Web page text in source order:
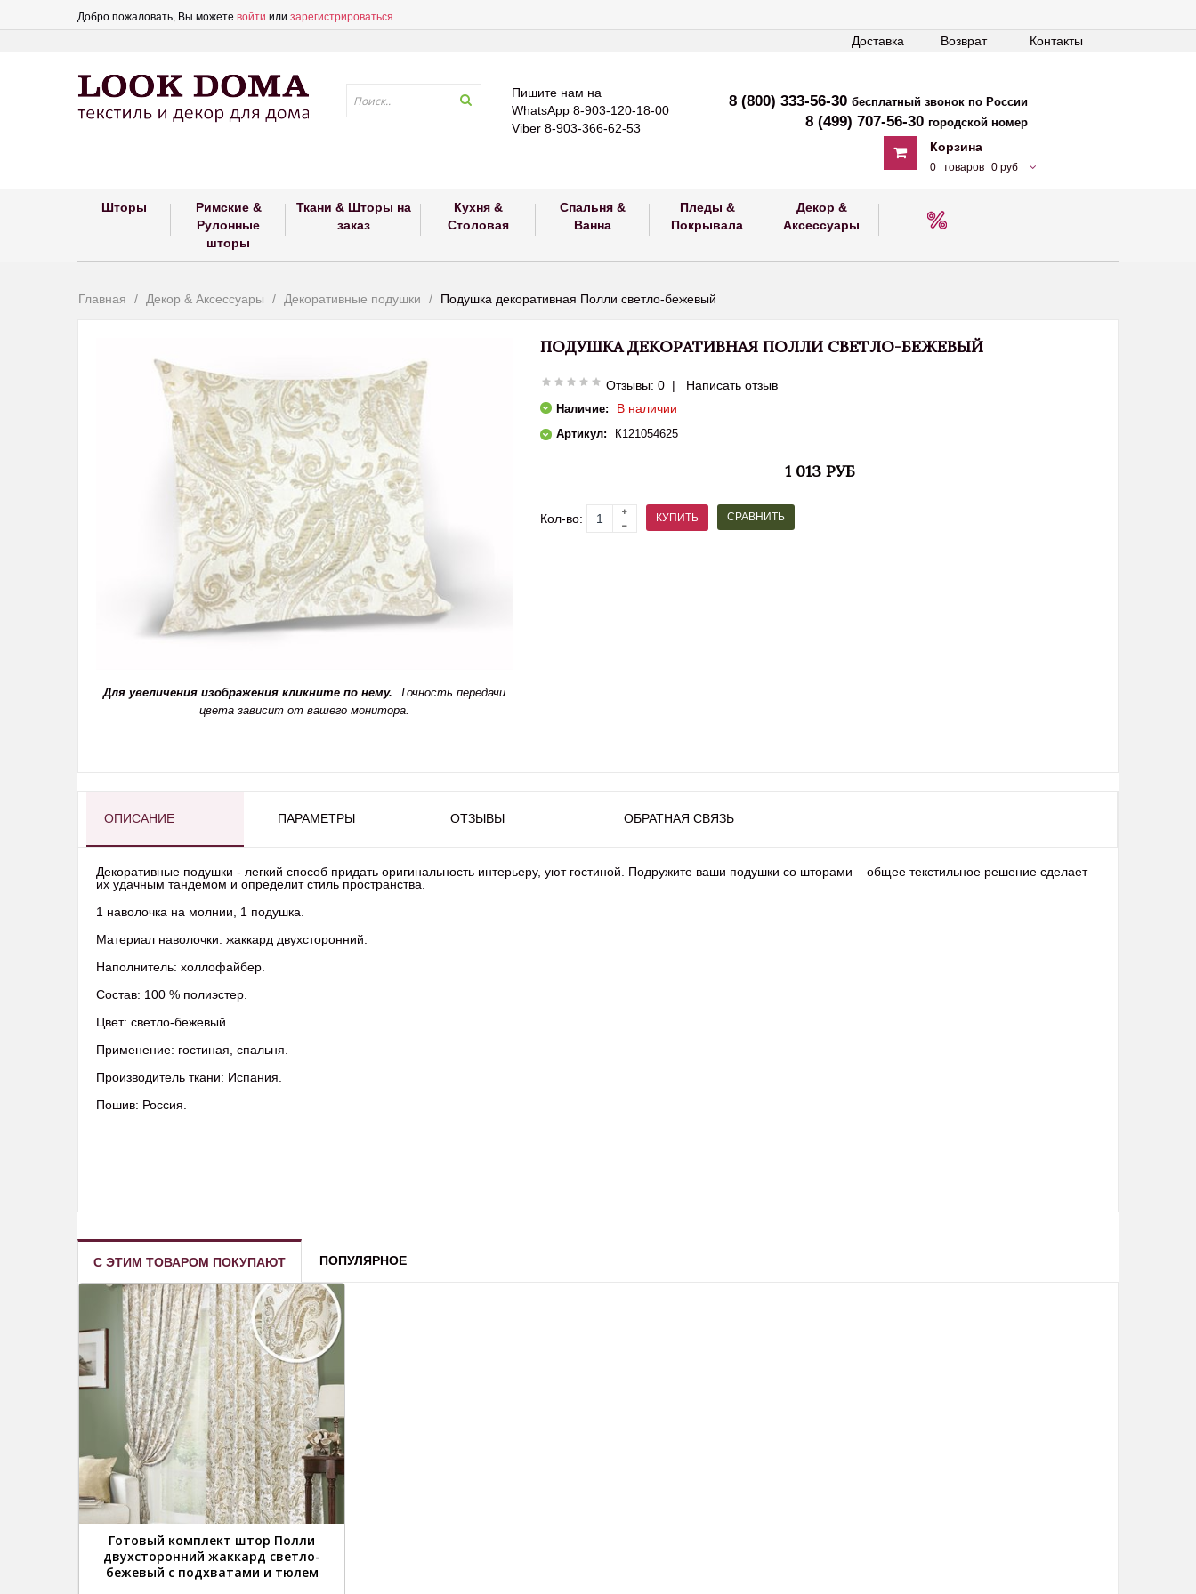
Добро пожаловать, Вы можете войти или зарегистрироваться
Контакты
Возврат
Доставка
Пишите нам на
WhatsApp 8-903-120-18-00
Viber 8-903-366-62-53
8 (800) 333-56-30 бесплатный звонок по России
8 (499) 707-56-30 городской номер
Корзина
0 товаров 0 руб
Шторы
Римские &
Рулонные
шторы
Ткани & Шторы на
заказ
Кухня &
Столовая
Спальня &
Ванна
Пледы &
Покрывала
Декор &
Аксессуары
Главная Декор & Аксессуары Декоративные подушки Подушка декоративная Полли светло-бежевый
Для увеличения изображения кликните по нему. Точность передачи
цвета зависит от вашего монитора.
ПОДУШКА ДЕКОРАТИВНАЯ ПОЛЛИ СВЕТЛО-БЕЖЕВЫЙ
Отзывы: 0| Написать отзыв
Наличие: В наличии
Артикул: К121054625
1 013 РУБ
Кол-во: КУПИТЬ СРАВНИТЬ
ОПИСАНИЕ ПАРАМЕТРЫ ОТЗЫВЫ ОБРАТНАЯ СВЯЗЬ
Декоративные подушки - легкий способ придать оригинальность интерьеру, уют гостиной. Подружите ваши подушки со шторами – общее текстильное решение сделает
их удачным тандемом и определит стиль пространства.
1 наволочка на молнии, 1 подушка.
Материал наволочки: жаккард двухсторонний.
Наполнитель: холлофайбер.
Состав: 100 % полиэстер.
Цвет: светло-бежевый.
Применение: гостиная, спальня.
Производитель ткани: Испания.
Пошив: Россия.
С ЭТИМ ТОВАРОМ ПОКУПАЮТ ПОПУЛЯРНОЕ
Готовый комплект штор Полли
двухсторонний жаккард светло-
бежевый с подхватами и тюлем